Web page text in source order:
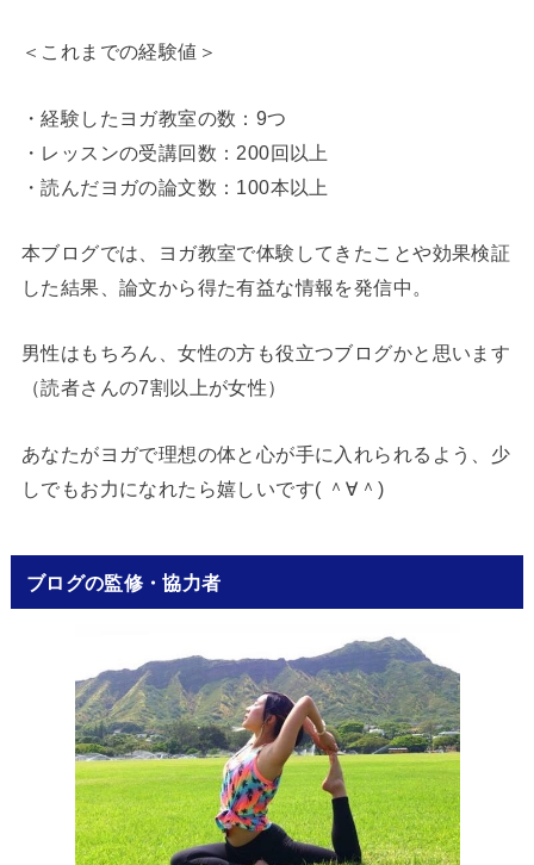
＜これまでの経験値＞
・経験したヨガ教室の数：9つ
・レッスンの受講回数：200回以上
・読んだヨガの論文数：100本以上
本ブログでは、ヨガ教室で体験してきたことや効果検証
した結果、論文から得た有益な情報を発信中。
男性はもちろん、女性の方も役立つブログかと思います
（読者さんの7割以上が女性）
あなたがヨガで理想の体と心が手に入れられるよう、少
しでもお力になれたら嬉しいです( ＾∀＾)
ブログの監修・協力者